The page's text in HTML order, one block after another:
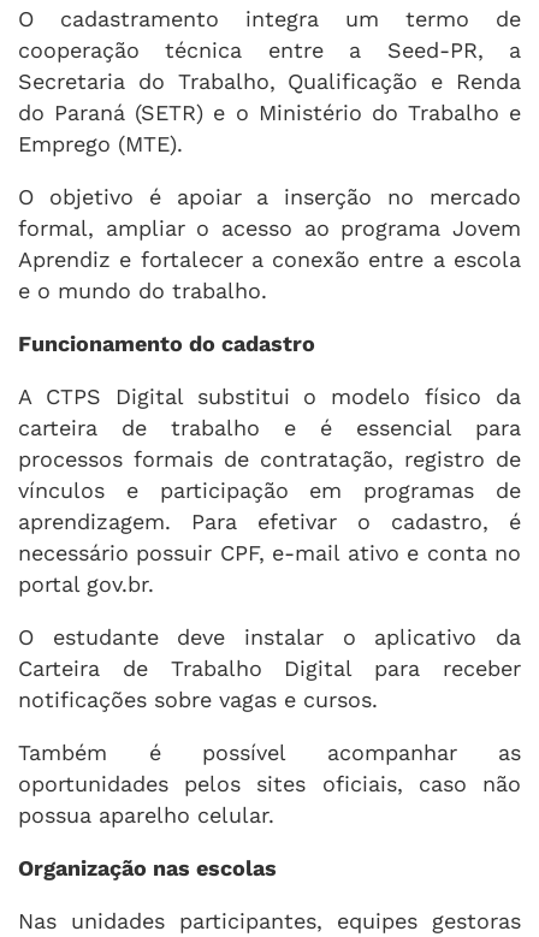
O cadastramento integra um termo de
cooperação técnica entre a Seed-PR, a
Secretaria do Trabalho, Qualificação e Renda
do Paraná (SETR) e o Ministério do Trabalho e
Emprego (MTE).
O objetivo é apoiar a inserção no mercado
formal, ampliar o acesso ao programa Jovem
Aprendiz e fortalecer a conexão entre a escola
e o mundo do trabalho.
Funcionamento do cadastro
A CTPS Digital substitui o modelo físico da
carteira de trabalho e é essencial para
processos formais de contratação, registro de
vínculos e participação em programas de
aprendizagem. Para efetivar o cadastro, é
necessário possuir CPF, e-mail ativo e conta no
portal gov.br.
O estudante deve instalar o aplicativo da
Carteira de Trabalho Digital para receber
notificações sobre vagas e cursos.
Também é possível acompanhar as
oportunidades pelos sites oficiais, caso não
possua aparelho celular.
Organização nas escolas
Nas unidades participantes, equipes gestoras